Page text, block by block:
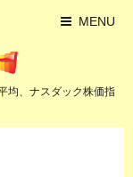
MENU
均、ナスダック株価指